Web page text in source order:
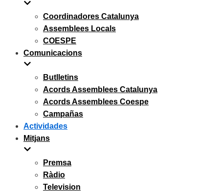
Coordinadores Catalunya
Assemblees Locals
COESPE
Comunicacions
Butlletins
Acords Assemblees Catalunya
Acords Assemblees Coespe
Campañas
Actividades
Mitjans
Premsa
Ràdio
Television